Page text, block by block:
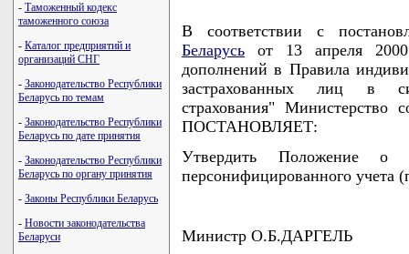
- Таможенный кодекс
таможенного союза
- Каталог предприятий и
организаций СНГ
- Законодательство Республики
Беларусь по темам
- Законодательство Республики
Беларусь по дате принятия
- Законодательство Республики
Беларусь по органу принятия
- Законы Республики Беларусь
- Новости законодательства
Беларуси
В соответствии с
Беларусь от 13 апреля
дополнений в Правила
застрахованных лиц в
страхования" Министерство
ПОСТАНОВЛЯЕТ:
Утвердить Положение о
персонифицированного учета
Министр О.Б.ДАРГЕЛЬ